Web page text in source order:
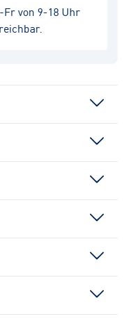
von 9-18 Uhr